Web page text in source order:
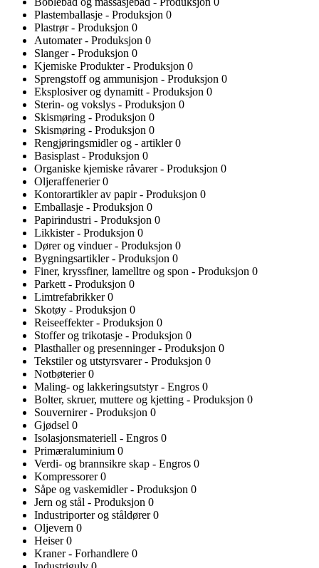
Plastemballasje - Produksjon 0
Plastrør - Produksjon 0
Automater - Produksjon 0
Slanger - Produksjon 0
Kjemiske Produkter - Produksjon 0
Sprengstoff og ammunisjon - Produksjon 0
Eksplosiver og dynamitt - Produksjon 0
Sterin- og vokslys - Produksjon 0
Skismøring - Produksjon 0
Skismøring - Produksjon 0
Rengjøringsmidler og - artikler0
Basisplast - Produksjon 0
Organiske kjemiske råvarer - Produksjon 0
Oljeraffenerier0
Kontorartikler av papir - Produksjon 0
Emballasje - Produksjon 0
Papirindustri - Produksjon 0
Likkister - Produksjon 0
Dører og vinduer - Produksjon 0
Bygningsartikler - Produksjon 0
Finer, kryssfiner, lamelltre og spon - Produksjon 0
Parkett - Produksjon 0
Limtrefabrikker0
Skotøy - Produksjon 0
Reiseeffekter - Produksjon 0
Stoffer og trikotasje - Produksjon 0
Plasthaller og presenninger - Produksjon 0
Tekstiler og utstyrsvarer - Produksjon 0
Notbøterier0
Maling- og lakkeringsutstyr - Engros 0
Bolter, skruer, muttere og kjetting - Produksjon 0
Souvernirer - Produksjon 0
Gjødsel 0
Isolasjonsmateriell - Engros 0
Primæraluminium 0
Verdi- og brannsikre skap - Engros 0
Kompressorer0
Såpe og vaskemidler - Produksjon 0
Jern og stål - Produksjon 0
Industriporter og ståldører0
Oljevern 0
Heiser0
Kraner - Forhandlere 0